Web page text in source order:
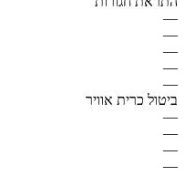
—
—
—
—
—
ביטול כרית אוויר
—
—
—
—